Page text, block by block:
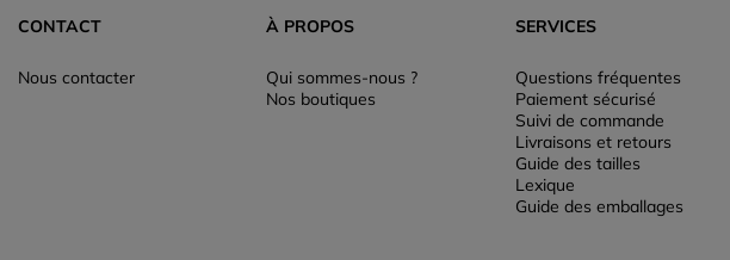
CONTACT
Nous contacter
À PROPOS
Qui sommes-nous ?
Nos boutiques
SERVICES
Questions fréquentes
Paiement sécurisé
Suivi de commande
Livraisons et retours
Guide des tailles
Lexique
Guide des emballages